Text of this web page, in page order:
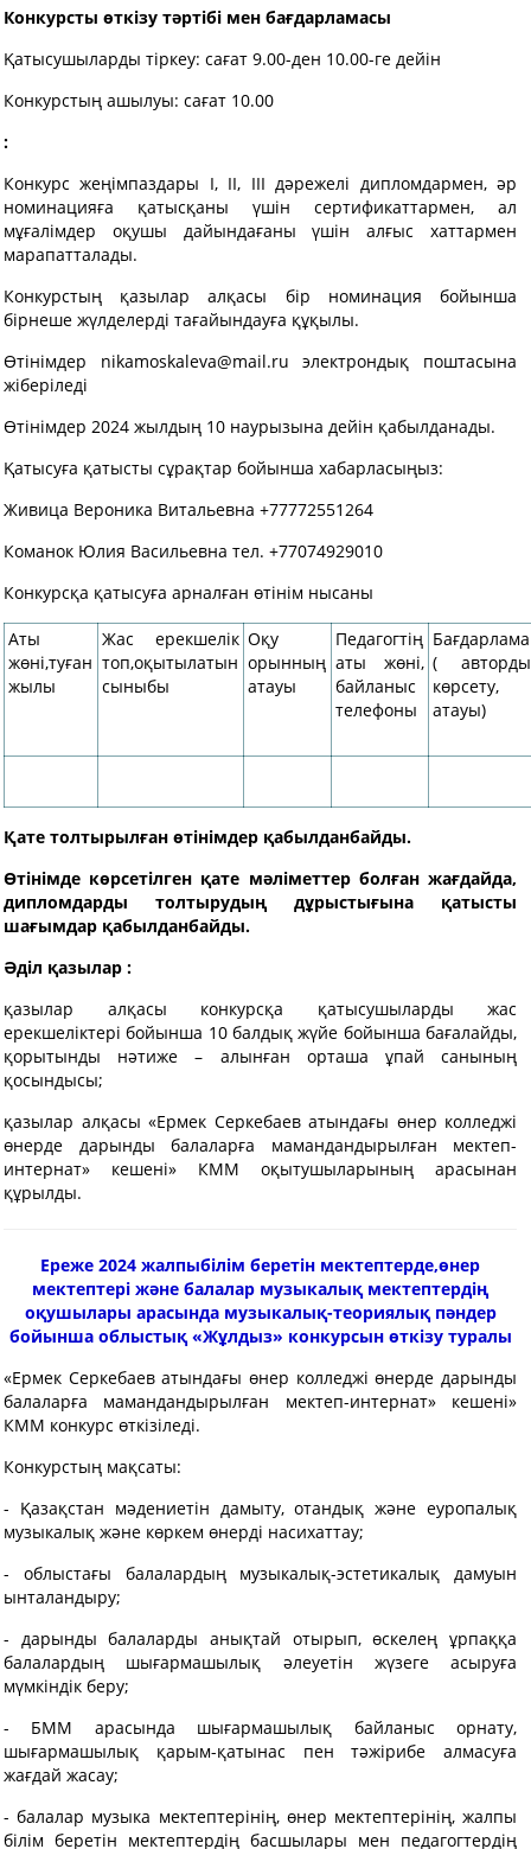
Конкурсты өткізу тәртібі мен бағдарламасы
Қатысушыларды тіркеу: сағат 9.00-ден 10.00-ге дейін
Конкурстың ашылуы: сағат 10.00
:
Конкурс жеңімпаздары І, ІІ, ІІІ дәрежелі дипломдармен, әр
номинацияға қатысқаны үшін сертификаттармен, ал
мұғалімдер оқушы дайындағаны үшін алғыс хаттармен
марапатталады.
Конкурстың қазылар алқасы бір номинация бойынша
бірнеше жүлделерді тағайындауға құқылы.
Өтінімдер nikamoskaleva@mail.ru электрондық поштасына
жіберіледі
Өтінімдер 2024 жылдың 10 наурызына дейін қабылданады.
Қатысуға қатысты сұрақтар бойынша хабарласыңыз:
Живица Вероника Витальевна +77772551264
Команок Юлия Васильевна тел. +77074929010
Конкурсқа қатысуға арналған өтінім нысаны
Аты
жөні,туған
жылы
Жас ерекшелік
топ,оқытылатын
сыныбы
Оқу
орынның
атауы
Педагогтің
аты жөні,
байланыс
телефоны
Бағдарлама
( авторды
көрсету,
атауы)
Қате толтырылған өтінімдер қабылданбайды.
Өтінімде көрсетілген қате мәліметтер болған жағдайда,
дипломдарды толтырудың дұрыстығына қатысты
шағымдар қабылданбайды.
Әділ қазылар :
қазылар алқасы конкурсқа қатысушыларды жас
ерекшеліктері бойынша 10 балдық жүйе бойынша бағалайды,
қорытынды нәтиже – алынған орташа ұпай санының
қосындысы;
қазылар алқасы «Ермек Серкебаев атындағы өнер колледжі
өнерде дарынды балаларға мамандандырылған мектеп-
интернат» кешені» КММ оқытушыларының арасынан
құрылды.
Ереже 2024 жалпыбілім беретін мектептерде,өнер
мектептері және балалар музыкалық мектептердің
оқушылары арасында музыкалық-теориялық пәндер
бойынша облыстық «Жұлдыз» конкурсын өткізу туралы
«Ермек Серкебаев атындағы өнер колледжі өнерде дарынды
балаларға мамандандырылған мектеп-интернат» кешені»
КММ конкурс өткізіледі.
Конкурстың мақсаты:
- Қазақстан мәдениетін дамыту, отандық және еуропалық
музыкалық және көркем өнерді насихаттау;
- облыстағы балалардың музыкалық-эстетикалық дамуын
ынталандыру;
- дарынды балаларды анықтай отырып, өскелең ұрпаққа
балалардың шығармашылық әлеуетін жүзеге асыруға
мүмкіндік беру;
- БММ арасында шығармашылық байланыс орнату,
шығармашылық қарым-қатынас пен тәжірибе алмасуға
жағдай жасау;
- балалар музыка мектептерінің, өнер мектептерінің, жалпы
білім беретін мектептердің басшылары мен педагогтердің